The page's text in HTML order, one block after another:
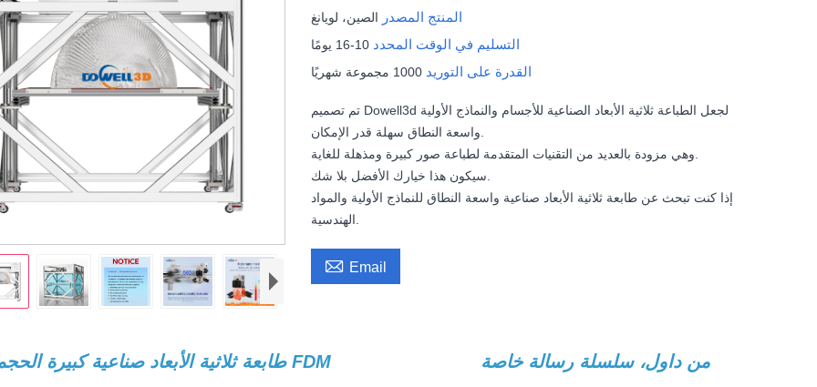
المنتج المصدر الصين، لويانغ
التسليم في الوقت المحدد 10-16 يومًا
القدرة على التوريد 1000 مجموعة شهريًا
تم تصميم Dowell3d لجعل الطباعة ثلاثية الأبعاد الصناعية للأجسام والنماذج الأولية
واسعة النطاق سهلة قدر الإمكان.
وهي مزودة بالعديد من التقنيات المتقدمة لطباعة صور كبيرة ومذهلة للغاية.
سيكون هذا خيارك الأفضل بلا شك.
إذا كنت تبحث عن طابعة ثلاثية الأبعاد صناعية واسعة النطاق للنماذج الأولية والمواد
الهندسية.
 Email
طابعة ثلاثية الأبعاد صناعية كبيرة الحجم بتقنية FDM من داول، سلسلة رسالة خاصة